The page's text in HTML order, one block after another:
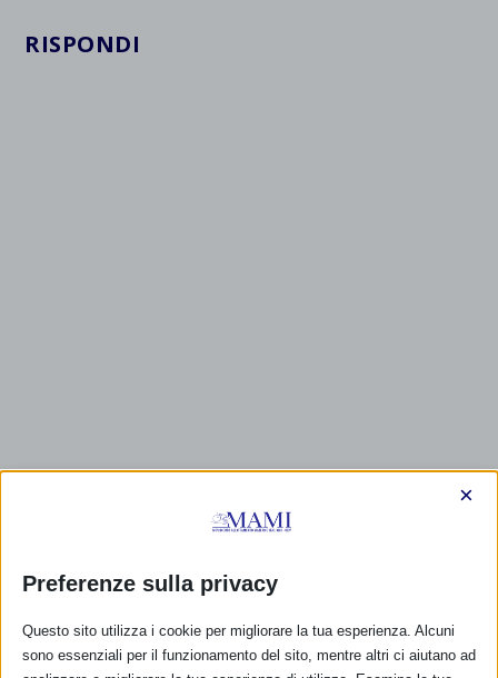
RISPONDI
Non ci sono eventi
Preferenze sulla privacy
×
Questo sito utilizza i cookie per migliorare la tua esperienza. Alcuni
sono essenziali per il funzionamento del sito, mentre altri ci aiutano ad